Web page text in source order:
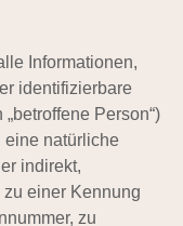
Informationen,
identifizierbare
Person“)
eine natürliche
indirekt,
einer Kennung
zu